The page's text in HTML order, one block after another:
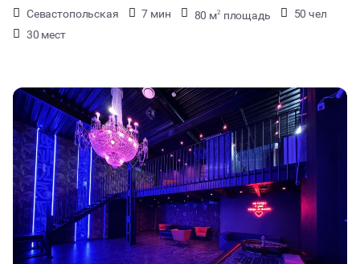
Севастопольская 7 мин 80 м2 площадь
50 чел
30 мест